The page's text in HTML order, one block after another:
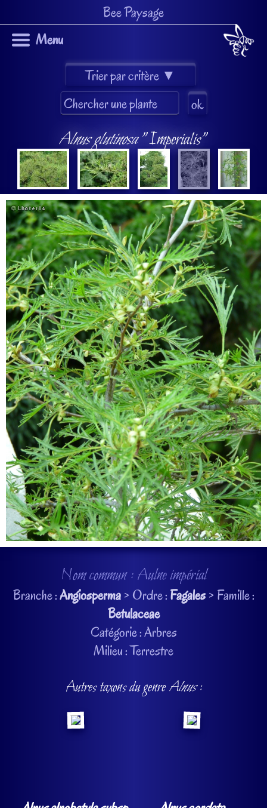
Bee Paysage
Menu
Alnus glutinosa"Imperialis"
Nom commun : Aulne impérial
Branche :Angiosperma> Ordre :Fagales> Famille :
Betulaceae
Catégorie : Arbres
Milieu : Terrestre
Autres taxons du genreAlnus: